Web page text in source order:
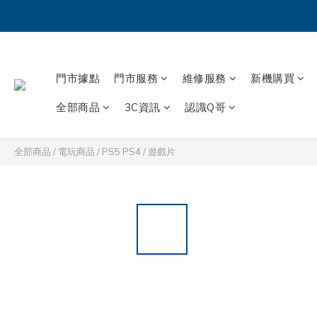
門市據點 門市服務 維修服務 新機購買
全部商品 3C資訊 認識Q哥
全部商品 / 電玩商品 / PS5 PS4/遊戲片